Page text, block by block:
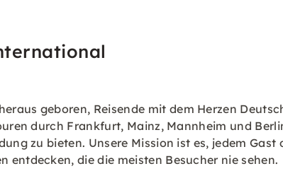
geboren, Reisende mit dem Herzen
durch Frankfurt, Mainz, Mannheim und
zu bieten. Unsere Mission ist es, jedem Gast
entdecken, die die meisten Besucher nie sehen.